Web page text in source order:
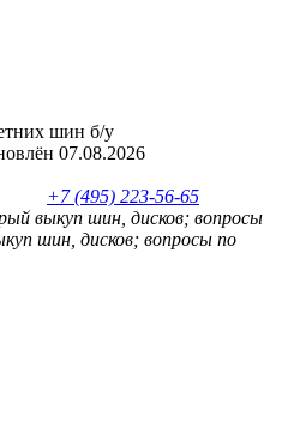
шин б/у
07.08.2026
+7 (495) 223-56-65
выкуп шин, дисков; вопросы
шин, дисков; вопросы по